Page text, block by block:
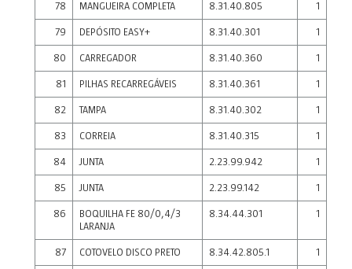
78 MANGUEIRA COMPLETA 8.31.40.805 1
79 DEPÓSITO EASY+ 8.31.40.301 1
80 CARREGADOR 8.31.40.360 1
81 PILHAS RECARREGÁVEIS 8.31.40.361 1
82 TAMPA 8.31.40.302 1
83 CORREIA 8.31.40.315 1
84 JUNTA 2.23.99.942 1
85 JUNTA 2.23.99.142 1
86
BOQUILHA FE 80/0,4/3
LARANJA
8.34.44.301 1
87 COTOVELO DISCO PRETO 8.34.42.805.1 1